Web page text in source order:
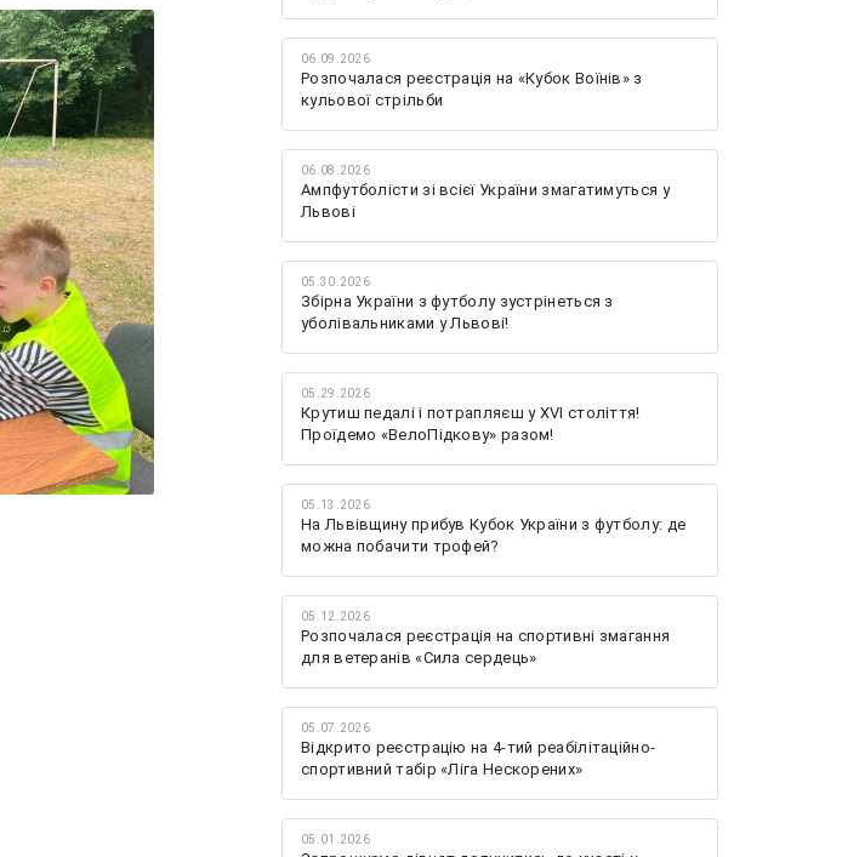
06.09.2026
Розпочалася реєстрація на «Кубок Воїнів» з
кульової стрільби
06.08.2026
Ампфутболісти зі всієї України змагатимуться у
Львові
05.30.2026
Збірна України з футболу зустрінеться з
уболівальниками у Львові!
05.29.2026
Крутиш педалі і потрапляєш у XVI століття!
Проїдемо «ВелоПідкову» разом!
05.13.2026
На Львівщину прибув Кубок України з футболу: де
можна побачити трофей?
05.12.2026
Розпочалася реєстрація на спортивні змагання
для ветеранів «Сила сердець»
05.07.2026
Відкрито реєстрацію на 4-тий реабілітаційно-
спортивний табір «Ліга Нескорених»
05.01.2026